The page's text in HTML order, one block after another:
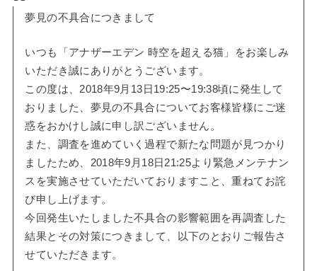
夢見の不具合につきまして
いつも「アナザーエデン 時空を超える猫」をお楽しみ
いただき誠にありがとうございます。
この度は、2018年9月13日19:25〜19:38頃に発生して
おりました、夢見の不具合についてお客様皆様にご迷
惑をおかけし誠に申し訳ございません。
また、調査を進めていく過程で新たな問題が見つかり
ましたため、2018年9月18日21:25より緊急メンテナン
スを実施させていただいておりますこと、重ねてお詫
び申し上げます。
今回発生いたしました不具合の影響範囲を再調査した
結果とその対策につきまして、以下のとおりご報告さ
せていただきます。